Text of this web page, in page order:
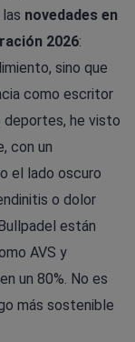
novedades en
2026:
sino que
como escritor
deportes, he visto
con un
el lado oscuro
o dolor
están
AVS y
un 80%. No es
más sostenible